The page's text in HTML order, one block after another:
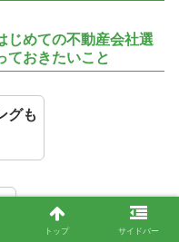
じめての不動産会社選
ておきたいこと
グも
トップ サイドバー